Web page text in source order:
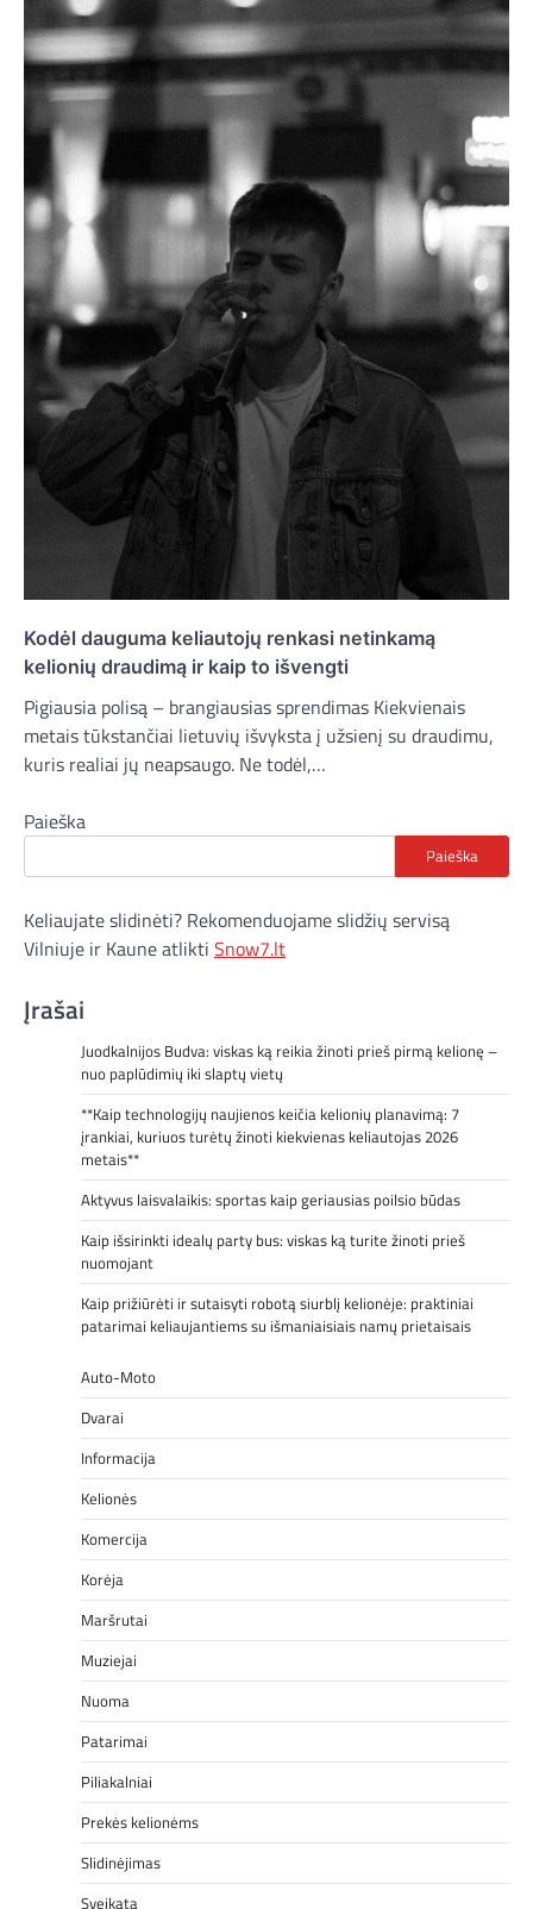
Kodėl dauguma keliautojų renkasi netinkamą
kelionių draudimą ir kaip to išvengti
Pigiausia polisą – brangiausias sprendimas Kiekvienais
metais tūkstančiai lietuvių išvyksta į užsienį su draudimu,
kuris realiai jų neapsaugo. Ne todėl,…
Paieška
Paieška
Keliaujate slidinėti? Rekomenduojame slidžių servisą
Vilniuje ir Kaune atlikti Snow7.lt
Įrašai
Juodkalnijos Budva: viskas ką reikia žinoti prieš pirmą kelionę –
nuo paplūdimių iki slaptų vietų
**Kaip technologijų naujienos keičia kelionių planavimą: 7
įrankiai, kuriuos turėtų žinoti kiekvienas keliautojas 2026
metais**
Aktyvus laisvalaikis: sportas kaip geriausias poilsio būdas
Kaip išsirinkti idealų party bus: viskas ką turite žinoti prieš
nuomojant
Kaip prižiūrėti ir sutaisyti robotą siurblį kelionėje: praktiniai
patarimai keliaujantiems su išmaniaisiais namų prietaisais
Auto-Moto
Dvarai
Informacija
Kelionės
Komercija
Korėja
Maršrutai
Muziejai
Nuoma
Patarimai
Piliakalniai
Prekės kelionėms
Slidinėjimas
Sveikata